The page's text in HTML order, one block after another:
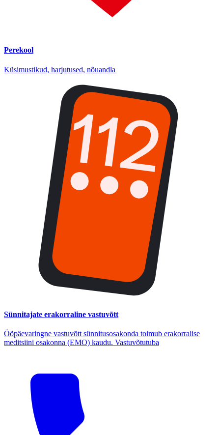
Perekool
Küsimustikud, harjutused, nõuandla
Sünnitajate erakorraline vastuvõtt
Ööpäevaringne vastuvõtt sünnitusosakonda toimub erakorralise
meditsiini osakonna (EMO) kaudu. Vastuvõtutuba